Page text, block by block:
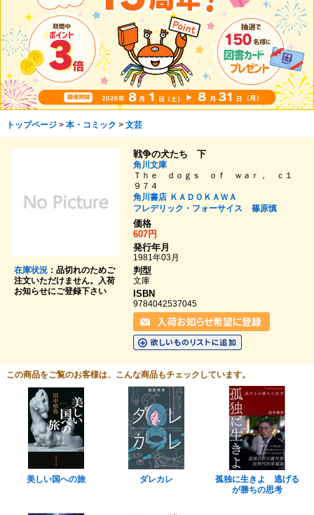
トップページ> 本・コミック > 文芸
在庫状況：品切れのためご
注文いただけません。入荷
お知らせにご登録下さい
戦争の犬たち 下
角川文庫
Ｔｈｅ ｄｏｇｓ ｏｆ ｗａｒ， ｃ１
９７４
角川書店 ＫＡＤＯＫＡＷＡ
フレデリック・フォーサイス
篠原慎
価格
607円
発行年月
1981年03月
判型
文庫
ISBN
9784042537045
この商品をご覧のお客様は、こんな商品もチェックしています。
美しい国への旅 ダレカレ
孤独に生きよ 逃げる
が勝ちの思考